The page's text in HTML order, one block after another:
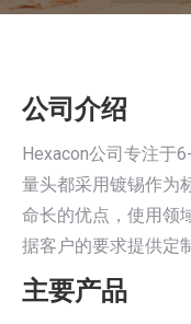
公司介绍
Hexacon公司专注于
量头都采用镀锡作为
命长的优点，使用领
据客户的要求提供定
主要产品